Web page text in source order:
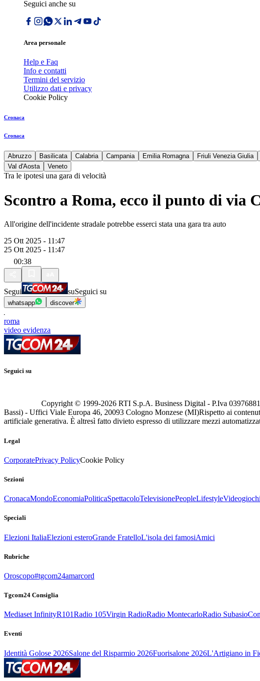
Seguici anche su
Area personale
Help e Faq
Info e contatti
Termini del servizio
Utilizzo dati e privacy
Cookie Policy
Cronaca
Cronaca
Abruzzo Basilicata Calabria Campania Emilia Romagna Friuli Venezia Giulia
Val d'Aosta
Veneto
Tra le ipotesi una gara di velocità
Scontro a Roma, ecco il punto di via
All'origine dell'incidente stradale potrebbe esserci stata una gara tra auto
25 Ott 2025 - 11:47
25 Ott 2025 - 11:47
00:38
Segui suSeguici su
whatsapp discover
roma
video evidenza
Seguici su
Copyright © 1999-2026 RTI S.p.A. Business Digital - P.Iva
Bassi) - Uffici Viale Europa 46, 20093 Cologno Monzese (MI)Rispetto ai
artificiale generativa. È altresì fatto divieto espresso di utilizzare mezzi
Legal
CorporatePrivacy PolicyCookie Policy
Sezioni
CronacaMondoEconomiaPoliticaSpettacoloTelevisionePeopleLifestyleVideogiochi
Speciali
Elezioni ItaliaElezioni esteroGrande FratelloL'isola dei famosiAmici
Rubriche
Oroscopo#tgcom24amarcord
Tgcom24 Consiglia
Mediaset InfinityR101Radio 105Virgin RadioRadio MontecarloRadio Subasio
Eventi
Identità Golose 2026Salone del Risparmio 2026Fuorisalone 2026L'Artigiano in